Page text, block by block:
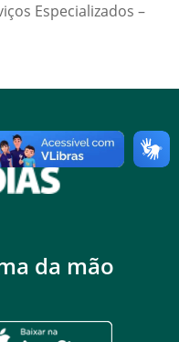
Especializados –
da mão